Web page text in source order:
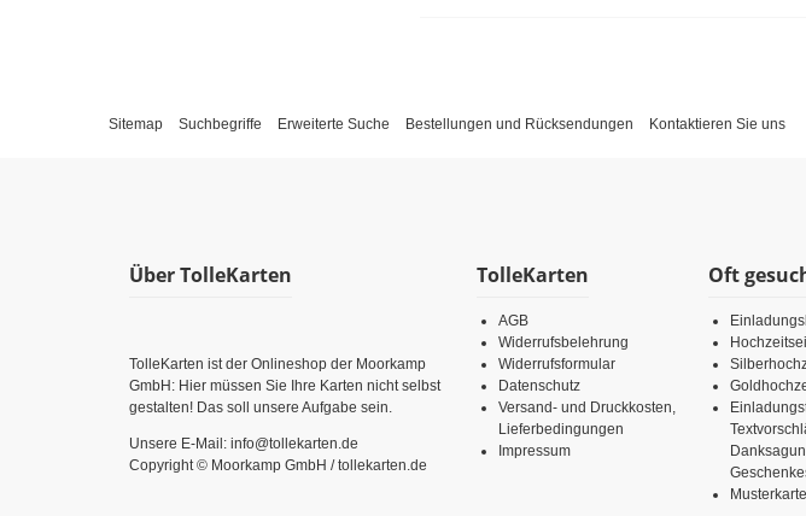
Sitemap Suchbegriffe Erweiterte Suche Bestellungen und Rücksendungen Kontaktieren Sie uns
Über TolleKarten
TolleKarten ist der Onlineshop der Moorkamp
GmbH: Hier müssen Sie Ihre Karten nicht selbst
gestalten! Das soll unsere Aufgabe sein.
Unsere E-Mail: info@tollekarten.de
Copyright © Moorkamp GmbH / tollekarten.de
TolleKarten
AGB
Widerrufsbelehrung
Widerrufsformular
Datenschutz
Versand- und Druckkosten,
Lieferbedingungen
Impressum
Oft